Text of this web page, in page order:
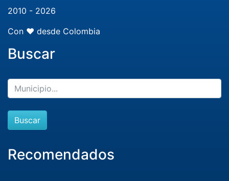
2010 - 2026
Con ❤️ desde Colombia
Buscar
Buscar
Recomendados